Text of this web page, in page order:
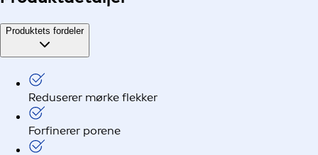
Produktets fordeler
Reduserer mørke flekker
Forfinerer porene